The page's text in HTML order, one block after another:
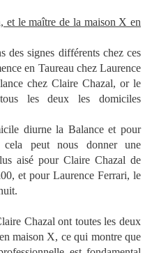
et le maître de la maison X en
des signes différents chez ces
en Taureau chez Laurence
chez Claire Chazal, or le
les deux les domiciles
diurne la Balance et pour
peut nous donner une
aisé pour Claire Chazal de
et pour Laurence Ferrari, le
Chazal ont toutes les deux
maison X, ce qui montre que